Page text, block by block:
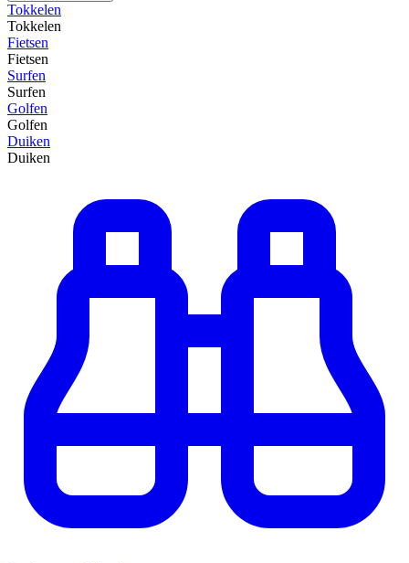
Tokkelen
Tokkelen
Fietsen
Fietsen
Surfen
Surfen
Golfen
Golfen
Duiken
Duiken